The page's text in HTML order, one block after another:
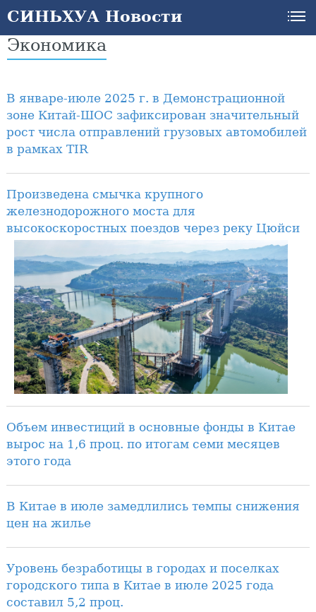
СИНЬХУА Новости
Экономика
В январе-июле 2025 г. в Демонстрационной
зоне Китай-ШОС зафиксирован значительный
рост числа отправлений грузовых автомобилей
в рамках TIR
Произведена смычка крупного
железнодорожного моста для
высокоскоростных поездов через реку Цюйси
Объем инвестиций в основные фонды в Китае
вырос на 1,6 проц. по итогам семи месяцев
этого года
В Китае в июле замедлились темпы снижения
цен на жилье
Уровень безработицы в городах и поселках
городского типа в Китае в июле 2025 года
составил 5,2 проц.